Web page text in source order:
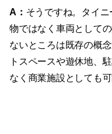
A ： そうですね。タイ
物ではなく車両として
ないところは既存の概
トスペースや遊休地、
なく商業施設としても